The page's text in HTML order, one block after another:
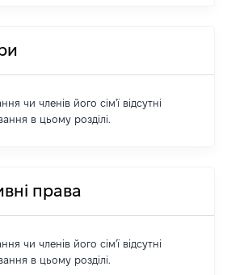
чи членів його сім'ї відсутні
в цьому розділі.
права
чи членів його сім'ї відсутні
в цьому розділі.